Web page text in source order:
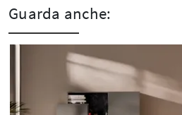
Guarda anche: